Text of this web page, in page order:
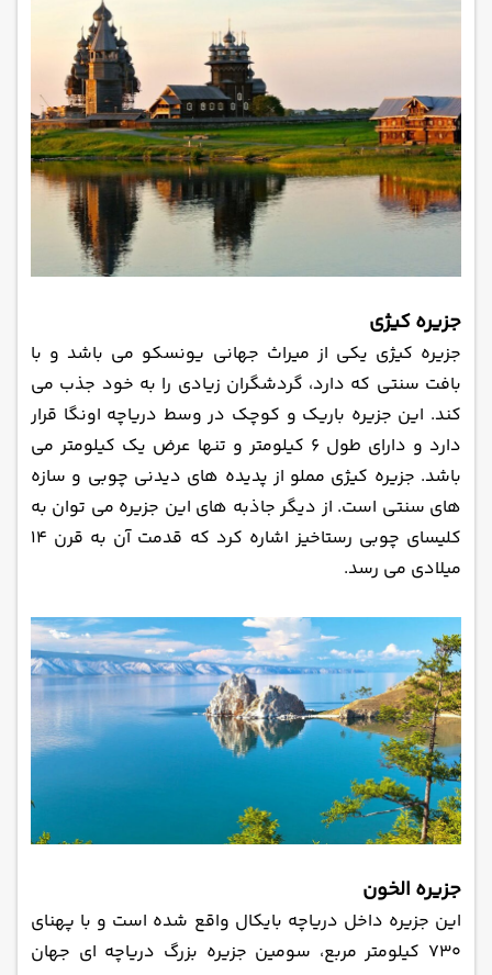
جزیره کیژی
جزیره کیژی یکی از میراث جهانی یونسکو می ‌باشد و با
بافت سنتی که دارد، گردشگران زیادی را به خود جذب می‌
کند. این جزیره باریک و کوچک در وسط دریاچه اونگا قرار
دارد و دارای طول 6 کیلومتر و تنها عرض یک کیلومتر می
‌باشد. جزیره کیژی مملو از پدیده‌ های دیدنی چوبی و سازه
‌های سنتی است. از دیگر جاذبه ‌های این جزیره می ‌توان به
کلیسای چوبی رستاخیز اشاره کرد که قدمت آن به قرن 14
میلادی می‌ رسد.
جزیره الخون
این جزیره داخل دریاچه بایکال واقع شده است و با پهنای
730 کیلومتر مربع، سومین جزیره بزرگ دریاچه ای جهان